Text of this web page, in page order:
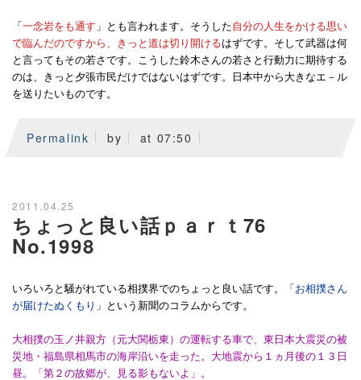
「 一念岩をも通す 」とも言われます。そうした自分の人生をかける思い
で臨んだのですから、きっと道は切り開けるはずです。そして武器は何
と言ってもその若さです。こうした鈴木さんの若さと行動力に期待する
のは、きっと夕張市民だけではないはずです。日本中から大きなエ－ル
を送りたいものです。
Permalink by at 07:50
2011.04.25
ちょっと良い話ｐａｒｔ76
No.1998
いろいろと騒がれている相撲界でのちょっと良い話です。「 お相撲さん
が届けたぬくもり 」という新聞のコラムからです。
大相撲の玉ノ井親方（元大関栃東）の運転する車で、東日本大震災の被
災地・福島県相馬市の海岸沿いを走った。大地震から１ヵ月後の１３日
昼。「第２の故郷が、見る影もないよ」。